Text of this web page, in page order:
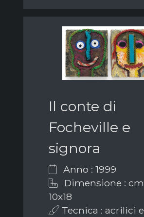
Il conte di
Focheville e
signora
Anno : 1999
Dimensione : cm
10x18
Tecnica : acrilici e